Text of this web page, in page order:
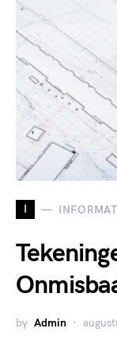
I
by Admin